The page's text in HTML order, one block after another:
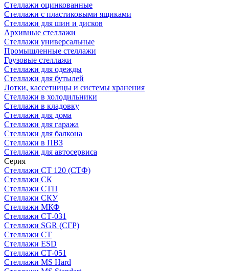
Стеллажи оцинкованные
Стеллажи с пластиковыми ящиками
Стеллажи для шин и дисков
Архивные стеллажи
Стеллажи универсальные
Промышленные стеллажи
Грузовые стеллажи
Стеллажи для одежды
Стеллажи для бутылей
Лотки, кассетницы и системы хранения
Стеллажи в холодильники
Стеллажи в кладовку
Стеллажи для дома
Стеллажи для гаража
Стеллажи для балкона
Стеллажи в ПВЗ
Стеллажи для автосервиса
Серия
Стеллажи СТ 120 (СТФ)
Стеллажи СК
Стеллажи СТП
Стеллажи СКУ
Стеллажи МКФ
Стеллажи СТ-031
Стеллажи SGR (СГР)
Стеллажи СТ
Стеллажи ESD
Стеллажи СТ-051
Стеллажи MS Hard